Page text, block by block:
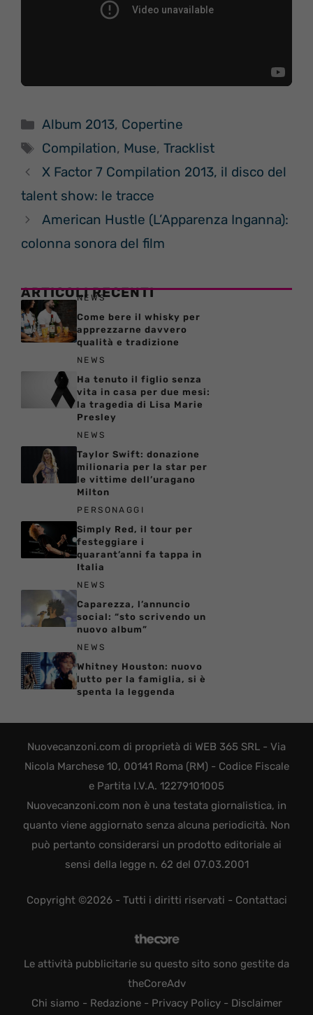
Categorie
Album 2013, Copertine
Tag
Compilation, Muse,Tracklist
X Factor 7 Compilation 2013, il disco del
talent show: le tracce
American Hustle (L’Apparenza Inganna):
colonna sonora del film
ARTICOLI RECENTI
NEWS
Come bere il whisky per
apprezzarne davvero
qualità e tradizione
NEWS
Ha tenuto il figlio senza
vita in casa per due mesi:
la tragedia di Lisa Marie
Presley
NEWS
Taylor Swift: donazione
milionaria per la star per
le vittime dell’uragano
Milton
PERSONAGGI
Simply Red, il tour per
festeggiare i
quarant’anni fa tappa in
Italia
NEWS
Caparezza, l’annuncio
social: “sto scrivendo un
nuovo album”
NEWS
Whitney Houston: nuovo
lutto per la famiglia, si è
spenta la leggenda
Nuovecanzoni.com di proprietà di WEB 365 SRL - Via
Nicola Marchese 10, 00141 Roma (RM) - Codice Fiscale
e Partita I.V.A. 12279101005
Nuovecanzoni.com non è una testata giornalistica, in
quanto viene aggiornato senza alcuna periodicità. Non
può pertanto considerarsi un prodotto editoriale ai
sensi della legge n. 62 del 07.03.2001
Copyright ©2026 - Tutti i diritti riservati - Contattaci
Le attività pubblicitarie su questo sito sono gestite da
theCoreAdv
Chi siamo - Redazione- Privacy Policy- Disclaimer